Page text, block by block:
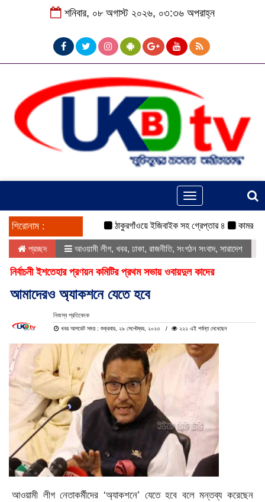
শনিবার, ০৮ অগাস্ট ২০২৬, ০৩:৩৬ অপরাহ্ন
Toggle
navigation
শিরোনাম : ঠাকুরগাঁওয়ে ইজিবাইক সহ গ্রেপ্তার ৪ কামরুল-জসিম
প্রচ্ছদ আওয়ামী লীগ, খবর, ঢাকা, রাজনীতি, সংগঠন সংবাদ, সারাদেশ
নির্বাচনী ইশতেহার প্রণয়ন কমিটির প্রথম সভায় ওবায়দুল কাদের
আমাদেরও অ্যাকশনে যেতে হবে
নিজস্ব প্রতিবেদক
খবর আপডেট সময় : শুক্রবার, ২৯ সেপ্টেম্বর, ২০২৩ ২২২ এই পর্যন্ত দেখেছেন
আওয়ামী লীগ নেতাকর্মীদের ‘অ্যাকশনে’ যেতে হবে বলে মন্তব্য করেছেন